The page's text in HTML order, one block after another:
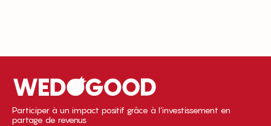
Participer à un impact positif grâce à l’investissement en
partage de revenus